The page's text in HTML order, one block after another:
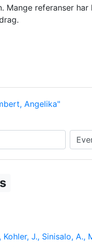
Mange referanser
Angelika"
J., Sinisalo,